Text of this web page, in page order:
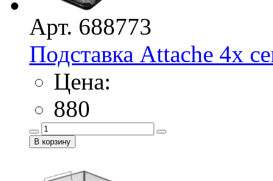
Арт. 688773
Подставка Attache 4х
Цена:
880